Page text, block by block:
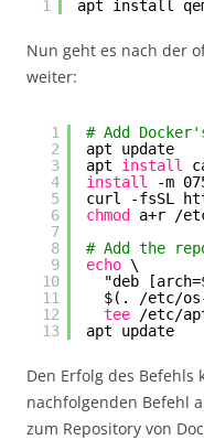
1 apt install
Nun geht es nach der
weiter:
1
2
3
4
5
6
7
8
9
10
11
12
13
# Add
apt update
apt install
install
-m
curl -fsSL
chmod
a+r /
# Add the
echo \
"deb
$(.
/etc/
tee
/etc/
apt update
Den Erfolg des
nachfolgenden Befehl
zum Repository von